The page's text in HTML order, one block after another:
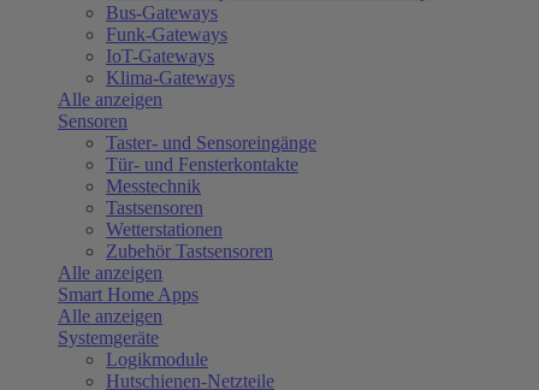
Bus-Gateways
Funk-Gateways
IoT-Gateways
Klima-Gateways
Alle anzeigen
Sensoren
Taster- und Sensoreingänge
Tür- und Fensterkontakte
Messtechnik
Tastsensoren
Wetterstationen
Zubehör Tastsensoren
Alle anzeigen
Smart Home Apps
Alle anzeigen
Systemgeräte
Logikmodule
Hutschienen-Netzteile